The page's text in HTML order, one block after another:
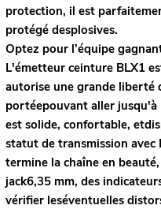
protection, il est
protégé desplosives.
Optez pour l’équipe
L'émetteur ceinture BLX1
autorise une grande liberté
portéepouvant aller jusqu'à
est solide, confortable,
statut de transmission avec
termine la chaîne en
jack6,35 mm, des
vérifier leséventuelles